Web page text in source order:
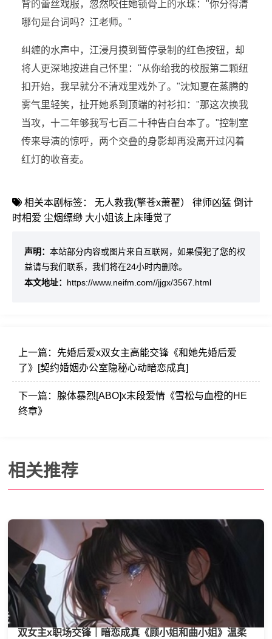
背的蕾丝戏服，忽然咬住她锁骨上的水珠："你分得清
哪句是台词吗？江老师。"
纠缠的水声中，江浸月摸到暂停录制的红色按钮，却
将人更深地按进自己怀里："从你给我的校服第二颗纽
扣开始，我早就分不清戏里戏外了。"沈知夏在蒸腾的
雾气里轻笑，扯开她系到顶端的衬衫扣："那这次换我
当攻，十二年够我写七百二十种告白台本了。"控制室
传来导演的惊呼，两个交叠的身影却再没离开过闪着
红灯的收音麦。
相关本剧标签： 无人救我(擎苍x萧翟） 律师凶猛 倒计
时相爱 尘烟缥缈 大小姐该上床睡觉了
声明： 本站部分内容或图片来自互联网，如果侵犯了您的权
益请与我们联系，我们将在24小时内删除。
本文地址： https://www.neifm.com//jjgx/3567.html
上一篇： 先婚后爱x双女主高能交锋《和她先婚后爱
了》[契约婚姻办公室隐秘心动暗恋成真]
下一篇： 腺体暴烈[ABO]x末段爱情《雪松与血橙的HE
终章》
相关推荐
双女主x职场交锋｜暗恋成真《顾小姐和曲小姐》温柔